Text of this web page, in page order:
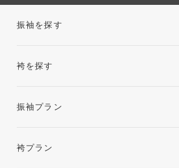
振袖を探す
袴を探す
振袖プラン
レンタルプラン
袴プラン